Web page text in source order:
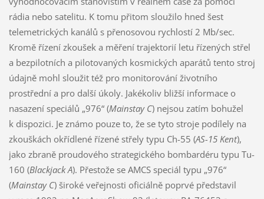
rádia nebo satelitu. K tomu přitom sloužilo hned šest
telemetrických kanálů s přenosovou rychlostí 2 Mb/sec.
Kromě řízení zkoušek a měření trajektorií letu řízených střel
a bezpilotních a pilotovaných kosmických aparátů tento stroj
údajně mohl sloužit též pro monitorování životního
prostřední a pro další úkoly. Jakékoliv bližší informace o
nasazení speciálů „976“ (Mainstay C) nejsou zatím bohužel
k dispozici. Je známo pouze to, že se tyto stroje podílely na
zkouškách okřídlené řízené střely typu Ch-55 (AS-15 Kent),
jako zbraně proudového strategického bombardéru typu Tu-
160 (Blackjack A). Přestože se AMCS speciál typu „976“
(Mainstay C) široké veřejnosti oficiálně poprvé představil